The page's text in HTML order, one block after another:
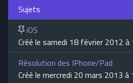
Sujets
iOS
Créé le samedi 18 février 2012 à
Résolution des IPhone/Pad
Créé le mercredi 20 mars 2013 à